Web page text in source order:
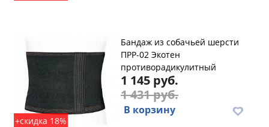
+скидка 18%
Бандаж из собачьей шерсти
ПРР-02 Экотен
противорадикулитный
1 145 руб.
1 431 руб.
В корзину